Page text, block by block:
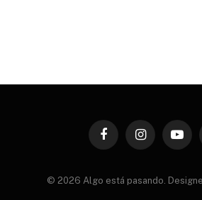
FacebookInstagram
© 2026 Algo está pasando.